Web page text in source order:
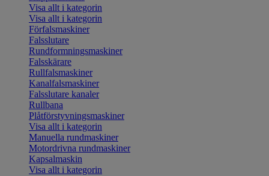
Visa allt i kategorin
Visa allt i kategorin
Förfalsmaskiner
Falsslutare
Rundformningsmaskiner
Falsskärare
Rullfalsmaskiner
Kanalfalsmaskiner
Falsslutare kanaler
Rullbana
Plåtförstyvningsmaskiner
Visa allt i kategorin
Manuella rundmaskiner
Motordrivna rundmaskiner
Kapsalmaskin
Visa allt i kategorin